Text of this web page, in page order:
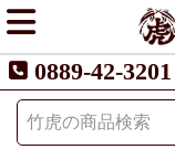
0889-42-3201